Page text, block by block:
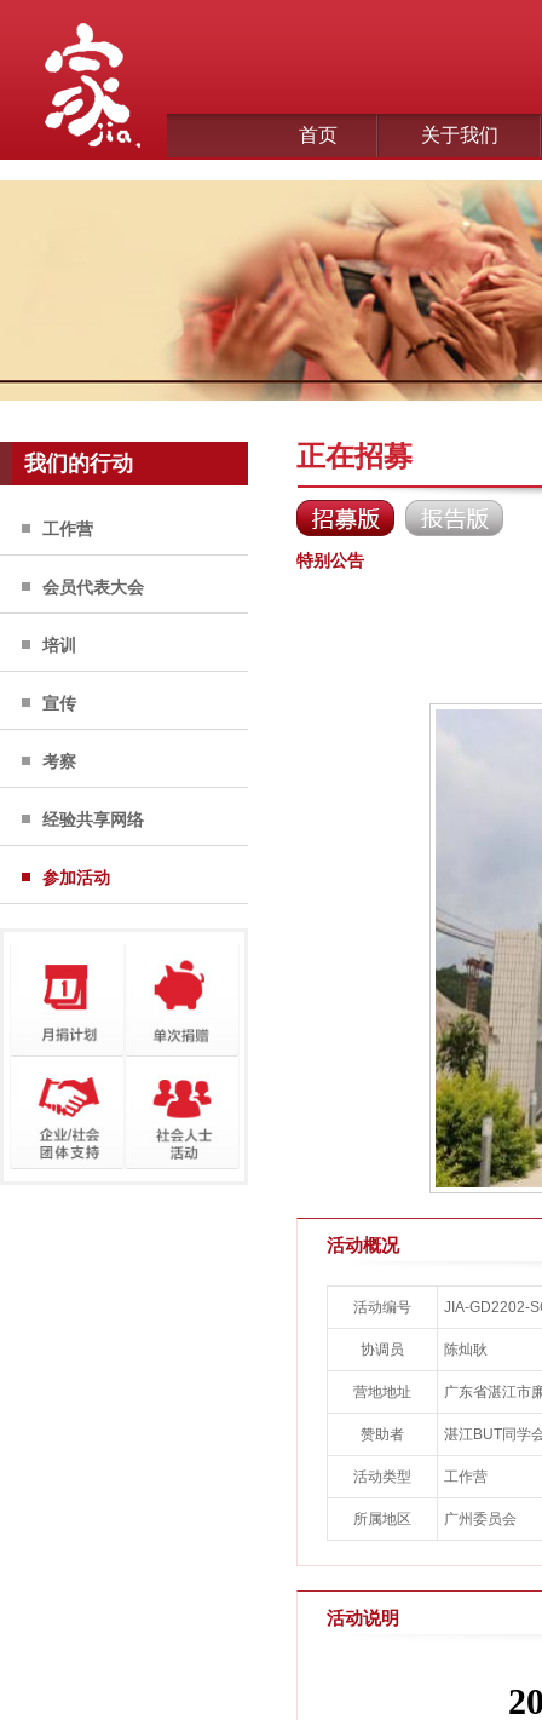
首页 关于我们
我们的行动
工作营
会员代表大会
培训
宣传
考察
经验共享网络
参加活动
正在招募
特别公告
活动概况
活动编号 JIA-GD2202-
协调员 陈灿耿
营地地址 广东省湛江市
赞助者 湛江BUT同学
活动类型 工作营
所属地区 广州委员会
活动说明